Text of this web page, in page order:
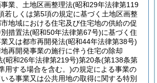
業、土地区画整理法(昭和29年法律第119
若しくは第5項の規定に基づく土地区画整
地域における住宅及び住宅地の供給の促
措置法(昭和50年法律第67号)に基づく住
又は都市再開発法(昭和44年法律第38号)
再開発事業の施行に伴う住宅の除却
(昭和26年法律第219号)第20条(第138条第
用する場合を含む。)の規定による事業の
る事業又は公共用地の取得に関する特別